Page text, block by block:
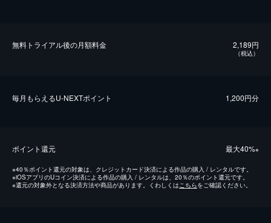
無料トライアル後の⽉額料金 2,189円
（税込）
毎⽉もらえるU-NEXTポイント 1,200円分
ポイント還元 最⼤40%※
※40％ポイント還元の対象は、クレジットカード決済による作品の購入 / レンタルです。
※iOSアプリのUコイン決済による作品の購入 / レンタルは、20％のポイント還元です。
※還元の対象外となる決済方法や商品があります。くわしくはこちらをご確認ください。